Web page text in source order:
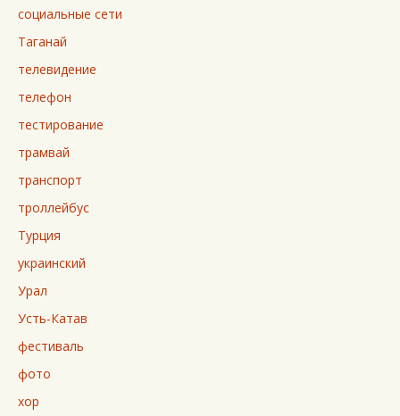
социальные сети
Таганай
телевидение
телефон
тестирование
трамвай
транспорт
троллейбус
Турция
украинский
Урал
Усть-Катав
фестиваль
фото
хор